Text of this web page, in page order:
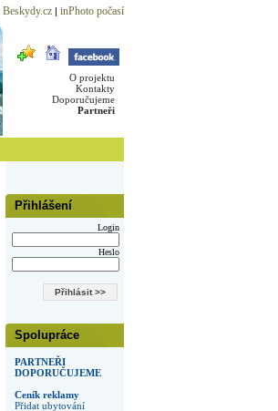
Beskydy.cz| inPhoto počasí
O projektu
Kontakty
Doporučujeme
Partneři
Přihlášení
Login
Heslo
Spolupráce
PARTNEŘI
DOPORUČUJEME
Ceník reklamy
Přidat ubytování